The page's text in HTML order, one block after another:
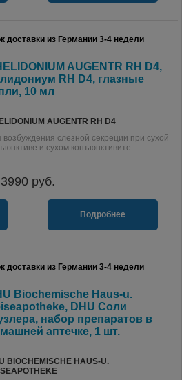
доставки из Германии 3-4 недели
AUGENTR RH D4,
RH D4, глазные
10 мл
AUGENTR RH D4
возбуждения слезной секреции при сухой
и сухом конъюнктивите.
3990руб.
Подробнее
доставки из Германии 3-4 недели
Biochemische Haus-u.
DHU Соли
набор препаратов в
аптечке, 1 шт.
BIOCHEMISCHE HAUS-U.